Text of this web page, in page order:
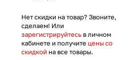
Нет скидки на товар? Звоните,
сделаем! Или
зарегистрируйтесь в личном
кабинете и получите цены со
скидкой на все товары.